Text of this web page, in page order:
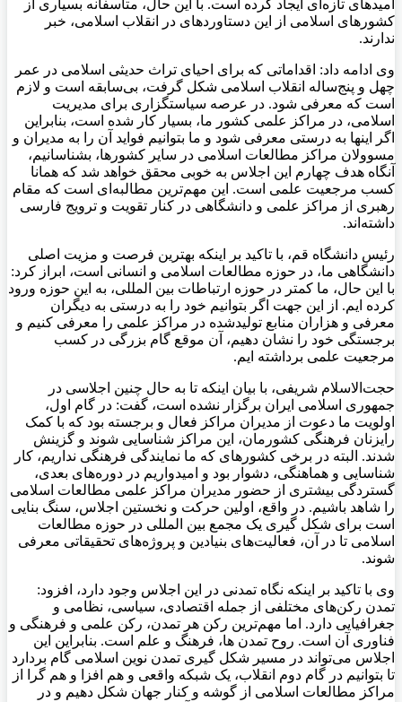
امیدهای تازه‌ای ایجاد کرده است. با این حال، متاسفانه بسیاری از
کشورهای اسلامی از این دستاوردهای در انقلاب اسلامی، خبر
ندارند.
وی ادامه داد: اقداماتی که برای احیای تراث حدیثی اسلامی در عمر
چهل و پنج‌ساله انقلاب اسلامی شکل گرفت، بی‌سابقه است و لازم
است که معرفی شود. در عرصه سیاستگزاری برای مدیریت
اسلامی، در مراکز علمی کشور ما، بسیار کار شده است، بنابراین
اگر اینها به درستی معرفی شود و ما بتوانیم فواید آن را به مدیران و
مسوولان مراکز مطالعات اسلامی در سایر کشورها، بشناسانیم،
آنگاه هدف چهارم این اجلاس به خوبی محقق خواهد شد که همانا
کسب مرجعیت علمی است. این مهم‌ترین مطالبه‌ای است که مقام
رهبری از مراکز علمی و دانشگاهی در کنار تقویت و ترویج فارسی
داشته‌اند.
رئیس دانشگاه قم، با تاکید بر اینکه بهترین فرصت و مزیت اصلی
دانشگاهی ما، در حوزه مطالعات اسلامی و انسانی است، ابراز کرد:
با این حال، ما کمتر در حوزه ارتباطات بین المللی، به این حوزه ورود
کرده ایم. از این جهت اگر بتوانیم خود را به درستی به دیگران
معرفی و هزاران منابع تولیدشده در مراکز علمی را معرفی کنیم و
برجستگی خود را نشان دهیم، آن موقع گام بزرگی در کسب
مرجعیت علمی برداشته ایم.
حجت‌الاسلام شریفی، با بیان اینکه تا به حال چنین اجلاسی در
جمهوری اسلامی ایران برگزار نشده است، گفت: در گام اول،
اولویت ما دعوت از مدیران مراکز فعال و برجسته بود که با کمک
رایزنان فرهنگی کشورمان، این مراکز شناسایی شوند و گزینش
شدند. البته در برخی کشورهای که ما نمایندگی فرهنگی نداریم، کار
شناسایی و هماهنگی، دشوار بود و امیدواریم در دوره‌های بعدی،
گستردگی بیشتری از حضور مدیران مراکز علمی مطالعات اسلامی
را شاهد باشیم. در واقع، اولین حرکت و نخستین اجلاس، سنگ بنایی
است برای شکل گیری یک مجمع بین المللی در حوزه مطالعات
اسلامی تا در آن، فعالیت‌های بنیادین و پروژه‌های تحقیقاتی معرفی
شوند.
وی با تاکید بر اینکه نگاه تمدنی در این اجلاس وجود دارد، افزود:
تمدن رکن‌های مختلفی از جمله اقتصادی، سیاسی، نظامی و
جغرافیایی دارد. اما مهم‌ترین رکن هر تمدن، رکن علمی و فرهنگی و
فناوری آن است. روح تمدن ها، فرهنگ و علم است. بنابراین این
اجلاس می‌تواند در مسیر شکل گیری تمدن نوین اسلامی گام بردارد
تا بتوانیم در گام دوم انقلاب، یک شبکه واقعی و هم افزا و هم گرا از
مراکز مطالعات اسلامی از گوشه و کنار جهان شکل دهیم و در